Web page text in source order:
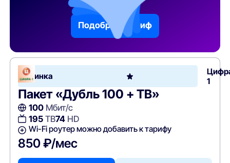
Подобрать тариф
Новинка
1
Пакет «Дубль 100 + ТВ»
100Мбит/с
195ТВ74HD
Wi-Fi роутер можно добавить к тарифу
850 ₽/мес